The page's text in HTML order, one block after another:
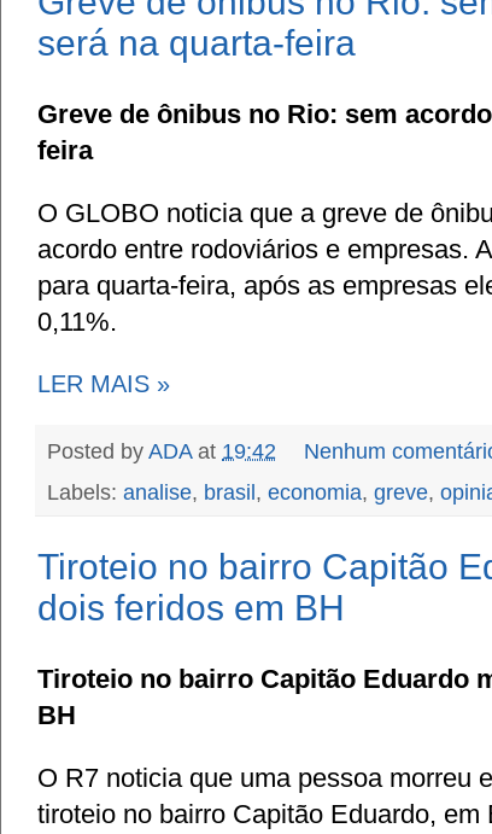
será na quarta-feira
Greve de ônibus no Rio: sem
feira
O GLOBO noticia que a greve de
acordo entre rodoviários e empresas.
para quarta-feira, após as empresas
0,11%.
LER MAIS »
Posted by ADA at 19:42
Nenhum
Labels: analise, brasil, economia, greve,
Tiroteio no bairro Capitão
dois feridos em BH
Tiroteio no bairro Capitão Eduardo
BH
O R7 noticia que uma pessoa morreu
tiroteio no bairro Capitão Eduardo,